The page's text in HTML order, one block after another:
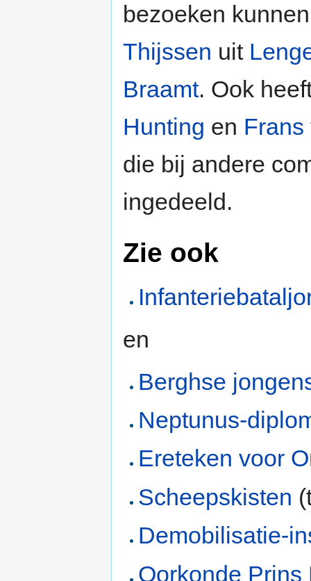
bezoeken
Thijssen uit
Braamt. Ook
Hunting en Frans
die bij andere
ingedeeld.
Zie ook
en
Berghse
Neptunus-
Ereteken voor
Scheepskisten
Demobilisatie-
Oorkonde Prins